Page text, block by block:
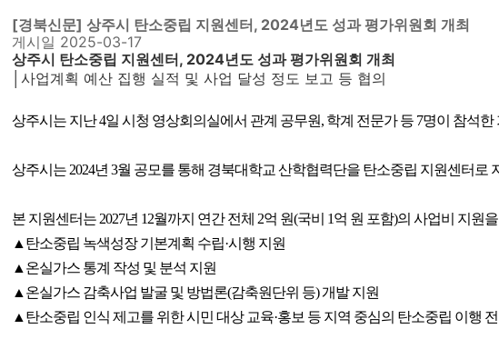
[경북신문] 상주시 탄소중립 지원센터, 2024년도 성과 평가위원회 개최
게시일 2025-03-17
상주시 탄소중립 지원센터, 2024년도 성과 평가위원회 개최
│사업계획 예산 집행 실적 및 사업 달성 정도 보고 등 협의
상주시는 지난 4일 시청 영상회의실에서 관계 공무원, 학계 전문가 등 7명이 참석
상주시는 2024년 3월 공모를 통해 경북대학교 산학협력단을 탄소중립 지원센터로
본 지원센터는 2027년 12월까지 연간 전체 2억 원(국비 1억 원 포함)의 사업비 지원
▲탄소중립 녹색성장 기본계획 수립·시행 지원
▲온실가스 통계 작성 및 분석 지원
▲온실가스 감축사업 발굴 및 방법론(감축원단위 등) 개발 지원
▲탄소중립 인식 제고를 위한 시민 대상 교육·홍보 등 지역 중심의 탄소중립 이행